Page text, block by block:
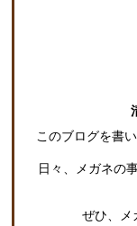
このブログを書
日々、メガネの
ぜひ、メ